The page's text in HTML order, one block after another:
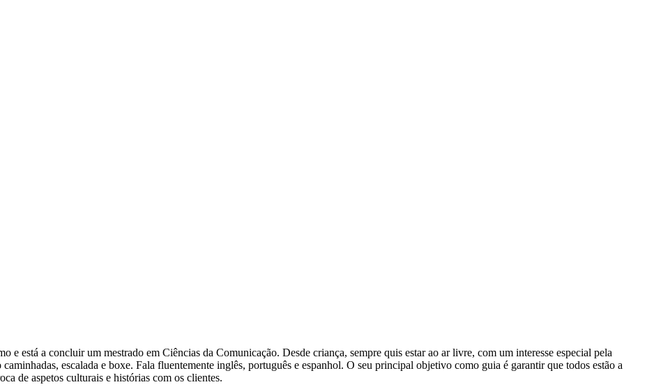
e está a concluir um mestrado em Ciências da Comunicação. Desde criança, sempre quis estar ao ar livre, com um interesse especial pela
escalada e boxe. Fala fluentemente inglês, português e espanhol. O seu principal objetivo como guia é garantir que todos estão a
de aspetos culturais e histórias com os clientes.